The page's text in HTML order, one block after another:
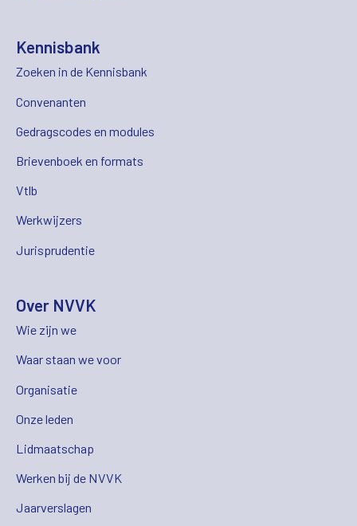
Kennisbank
Zoeken in de Kennisbank
Convenanten
Gedragscodes en modules
Brievenboek en formats
Vtlb
Werkwijzers
Jurisprudentie
Over NVVK
Wie zijn we
Waar staan we voor
Organisatie
Onze leden
Lidmaatschap
Werken bij de NVVK
Jaarverslagen